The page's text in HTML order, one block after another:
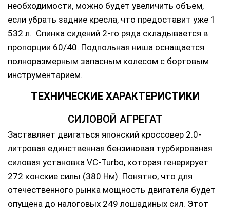
необходимости, можно будет увеличить объем,
если убрать задние кресла, что предоставит уже 1
532 л. Спинка сидений 2-го ряда складывается в
пропорции 60/40. Подпольная ниша оснащается
полноразмерным запасным колесом с бортовым
инструментарием.
ТЕХНИЧЕСКИЕ ХАРАКТЕРИСТИКИ
СИЛОВОЙ АГРЕГАТ
Заставляет двигаться японский кроссовер 2.0-
литровая единственная бензиновая турбированая
силовая установка VC-Turbo, которая генерирует
272 конские силы (380 Нм). Понятно, что для
отечественного рынка мощность двигателя будет
опущена до налоговых 249 лошадиных сил. Этот